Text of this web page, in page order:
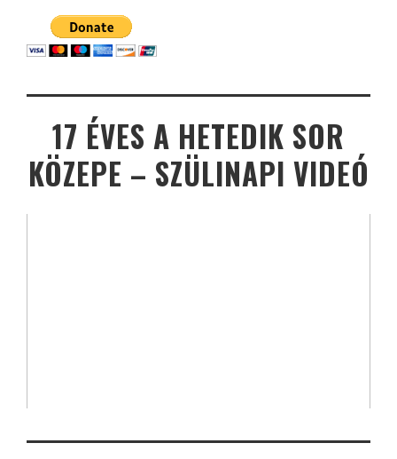
17 ÉVES A HETEDIK SOR
KÖZEPE – SZÜLINAPI VIDEÓ